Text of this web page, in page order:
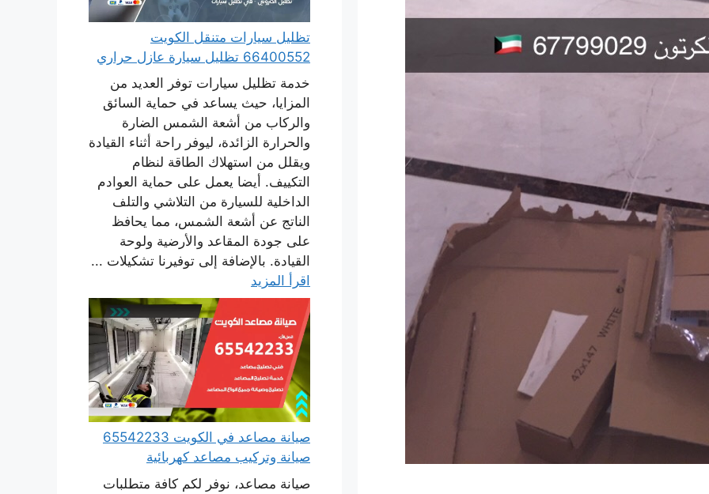
تظليل سيارات متنقل الكويت
66400552 تظليل سيارة عازل حراري
خدمة تظليل سيارات توفر العديد من
المزايا، حيث يساعد في حماية السائق
والركاب من أشعة الشمس الضارة
والحرارة الزائدة، ليوفر راحة أثناء القيادة
ويقلل من استهلاك الطاقة لنظام
التكييف. أيضا يعمل على حماية العوادم
الداخلية للسيارة من التلاشي والتلف
الناتج عن أشعة الشمس، مما يحافظ
على جودة المقاعد والأرضية ولوحة
القيادة. بالإضافة إلى توفيرنا تشكيلات ...
اقرأ المزيد
صيانة مصاعد في الكويت 65542233
صيانة وتركيب مصاعد كهربائية
صيانة مصاعد، نوفر لكم كافة متطلبات